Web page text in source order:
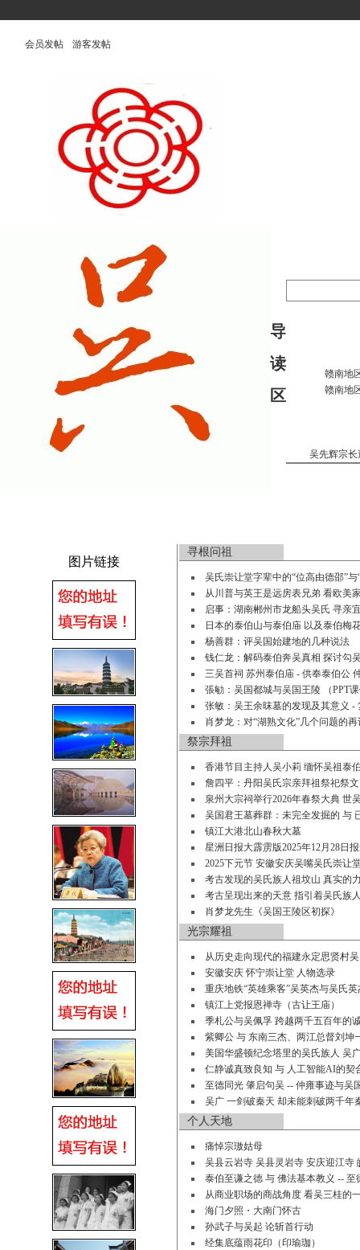
会员发帖 游客发帖
导
读
区
赣南地
赣南地
吴先辉宗长
图片链接
寻根问祖
吴氏崇让堂字辈中的“位高由德邵”与
从川普与英王是远房表兄弟 看欧美
启事：湖南郴州市龙船头吴氏 寻亲
日本的泰伯山与泰伯庙 以及泰伯梅
杨善群：评吴国始建地的几种说法
钱仁龙：解码泰伯奔吴真相 探讨勾
三吴首祠 苏州泰伯庙 - 供奉泰伯公
張勄：吴国都城与吴国王陵 （PPT
张敏：吴王余昩墓的发现及其意义 -
肖梦龙：对“湖熟文化”几个问题的
祭宗拜祖
香港节目主持人吴小莉 缅怀吴祖泰
詹四平：丹阳吴氏宗亲拜祖祭祀祭文
泉州大宗祠举行2026年春祭大典 世
吴国君王墓葬群：未完全发掘的 与
镇江大港北山春秋大墓
星洲日报大霹雳版2025年12月28日
2025下元节 安徽安庆吴嘴吴氏崇让
考古发现的吴氏族人祖坟山 真实的
考古呈现出来的天意 指引着吴氏族
肖梦龙先生《吴国王陵区初探》
光宗耀祖
从历史走向现代的福建永定思贤村
安徽安庆 怀宁崇让堂 人物选录
重庆地铁“英雄乘客”吴英杰与吴氏
镇江上党报恩禅寺（古让王庙）
季札公与吴佩孚 跨越两千五百年的
紫卿公 与 东南三杰、两江总督刘坤
美国华盛顿纪念塔里的吴氏族人 吴
仁静诚真致良知 与 人工智能AI的契
至德同光 肇启句吴 -- 仲雍事迹与吴
吴广 一剑破秦天 却未能刺破两千年
个人天地
痛悼宗璈姑母
吴县云岩寺 吴县灵岩寺 安庆迎江寺
泰伯至谦之德 与 佛法基本教义 -- 至
从商业职场的商战角度 看吴三桂的
海门夕照・大南门怀古
孙武子与吴起 论斩首行动
经集底蕴雨花印（印瑜珈）